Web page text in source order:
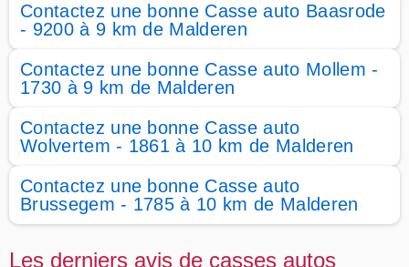
Contactez une bonne Casse auto Baasrode
- 9200 à 9 km de Malderen
Contactez une bonne Casse auto Mollem -
1730 à 9 km de Malderen
Contactez une bonne Casse auto
Wolvertem - 1861 à 10 km de Malderen
Contactez une bonne Casse auto
Brussegem - 1785 à 10 km de Malderen
Les derniers avis de casses autos